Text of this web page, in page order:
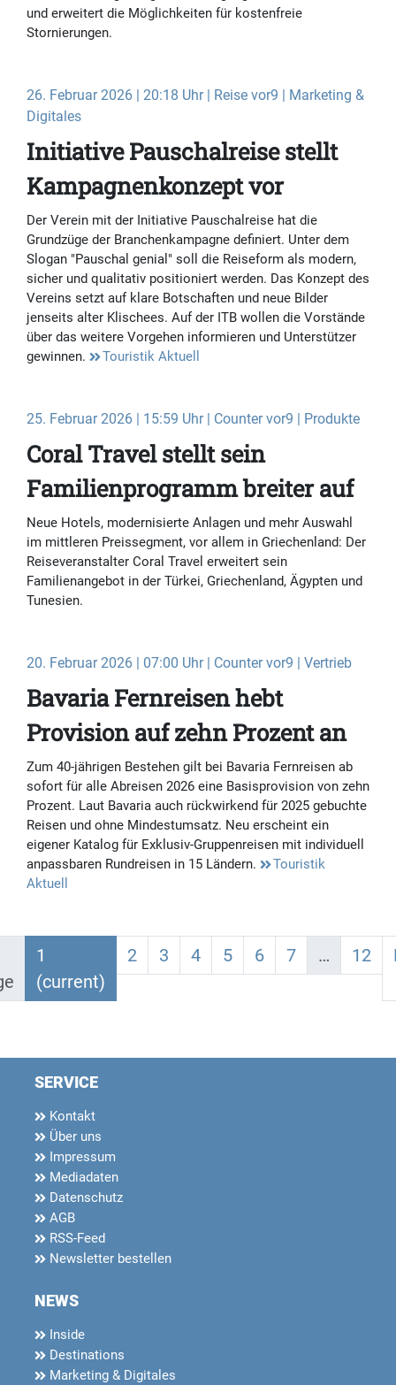
und erweitert die Möglichkeiten für kostenfreie
Stornierungen.
26. Februar 2026 | 20:18 Uhr | Reise vor9 | Marketing &
Digitales
Initiative Pauschalreise stellt
Kampagnenkonzept vor
Der Verein mit der Initiative Pauschalreise hat die
Grundzüge der Branchenkampagne definiert. Unter dem
Slogan "Pauschal genial" soll die Reiseform als modern,
sicher und qualitativ positioniert werden. Das Konzept des
Vereins setzt auf klare Botschaften und neue Bilder
jenseits alter Klischees. Auf der ITB wollen die Vorstände
über das weitere Vorgehen informieren und Unterstützer
gewinnen.
Touristik Aktuell
25. Februar 2026 | 15:59 Uhr | Counter vor9 | Produkte
Coral Travel stellt sein
Familienprogramm breiter auf
Neue Hotels, modernisierte Anlagen und mehr Auswahl
im mittleren Preissegment, vor allem in Griechenland: Der
Reiseveranstalter Coral Travel erweitert sein
Familienangebot in der Türkei, Griechenland, Ägypten und
Tunesien.
20. Februar 2026 | 07:00 Uhr | Counter vor9 | Vertrieb
Bavaria Fernreisen hebt
Provision auf zehn Prozent an
Zum 40-jährigen Bestehen gilt bei Bavaria Fernreisen ab
sofort für alle Abreisen 2026 eine Basisprovision von zehn
Prozent. Laut Bavaria auch rückwirkend für 2025 gebuchte
Reisen und ohne Mindestumsatz. Neu erscheint ein
eigener Katalog für Exklusiv-Gruppenreisen mit individuell
anpassbaren Rundreisen in 15 Ländern.
Touristik
Aktuell
1
(current)
2 3 4 5 6 7 … 12
SERVICE
Kontakt
Über uns
Impressum
Mediadaten
Datenschutz
AGB
RSS-Feed
Newsletter bestellen
NEWS
Inside
Destinations
Marketing & Digitales